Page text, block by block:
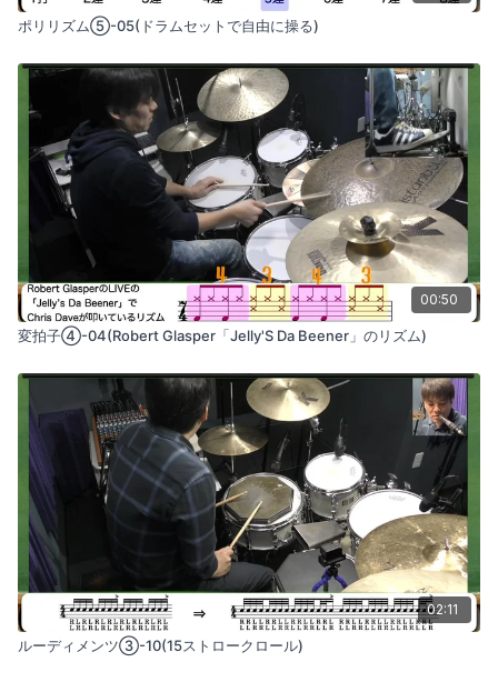
ポリリズム⑤-05(ドラムセットで自由に操る)
00:50
変拍子④-04(Robert Glasper「Jelly'S Da Beener」のリズム)
02:11
ルーディメンツ③-10(15ストロークロール)